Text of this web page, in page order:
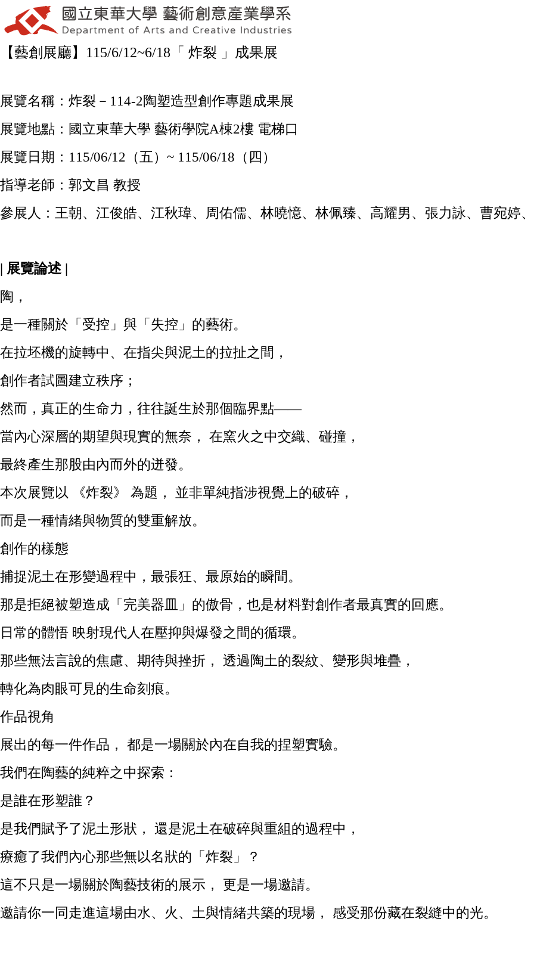
【藝創展廳】115/6/12~6/18「 炸裂 」成果展
展覽名稱：炸裂－114-2陶塑造型創作專題成果展
展覽地點：國立東華大學 藝術學院A棟2樓 電梯口
展覽日期：115/06/12（五）~ 115/06/18（四）
指導老師：郭文昌 教授
參展人：王朝、江俊皓、江秋瑋、周佑儒、林曉憶、林佩臻、高耀男、 張力詠、曹宛婷
| 展覽論述 |
陶，
是一種關於「受控」與「失控」的藝術。
在拉坯機的旋轉中、在指尖與泥土的拉扯之間，
創作者試圖建立秩序；
然而，真正的生命力，往往誕生於那個臨界點——
當內心深層的期望與現實的無奈， 在窯火之中交織、碰撞，
最終產生那股由內而外的迸發。
本次展覽以 《炸裂》 為題， 並非單純指涉視覺上的破碎，
而是一種情緒與物質的雙重解放。
創作的樣態
捕捉泥土在形變過程中， 最張狂、最原始的瞬間。
那是拒絕被塑造成「完美器皿」的傲骨， 也是材料對創作者最真實的回應。
日常的體悟 映射現代人在壓抑與爆發之間的循環。
那些無法言說的焦慮、期待與挫折， 透過陶土的裂紋、變形與堆疊，
轉化為肉眼可見的生命刻痕。
作品視角
展出的每一件作品， 都是一場關於內在自我的捏塑實驗。
我們在陶藝的純粹之中探索：
是誰在形塑誰？
是我們賦予了泥土形狀， 還是泥土在破碎與重組的過程中，
療癒了我們內心那些無以名狀的「炸裂」？
這不只是一場關於陶藝技術的展示，
更是一場邀請。
邀請你一同走進這場由水、火、土與情緒共築的現場， 感受那份藏在裂縫中的光。